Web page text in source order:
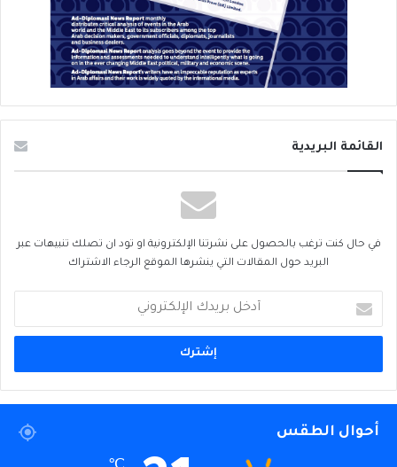
القائمة البريدية
في حال كنت ترغب بالحصول على نشرتنا الإلكترونية او تود ان تصلك تنبيهات عبر
البريد حول المقالات التي ينشرها الموقع الرجاء الاشتراك
بريدك
الإلكتروني
أحوال الطقس